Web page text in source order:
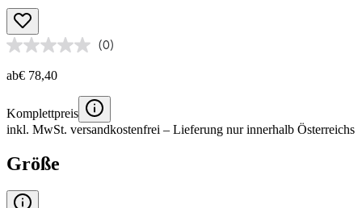
(0)
ab€ 78,40
Komplettpreis
inkl. MwSt. versandkostenfrei – Lieferung nur innerhalb Österreichs
Größe